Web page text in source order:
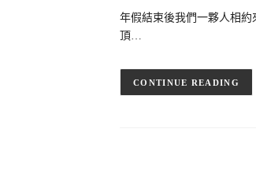
年假結束後我們一夥人相
頂…
CONTINUE READING